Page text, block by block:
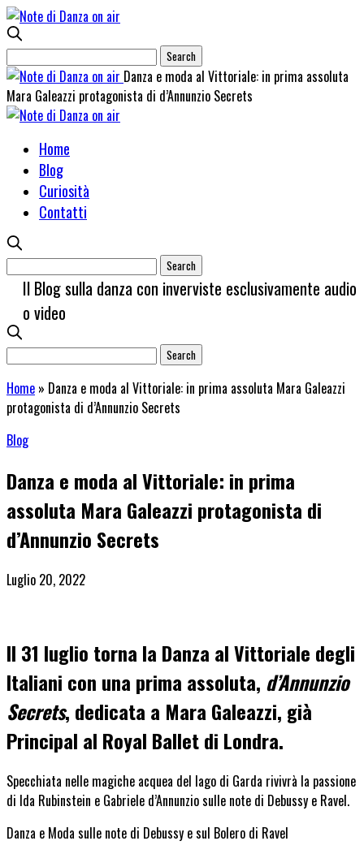
Danza e moda al Vittoriale: in prima assoluta
Mara Galeazzi protagonista di d’Annunzio Secrets
Home
Blog
Curiosità
Contatti
Il Blog sulla danza con inverviste esclusivamente audio
o video
Home » Danza e moda al Vittoriale: in prima assoluta Mara Galeazzi
protagonista di d’Annunzio Secrets
Blog
Danza e moda al Vittoriale: in prima
assoluta Mara Galeazzi protagonista di
d’Annunzio Secrets
Luglio 20, 2022
Il 31 luglio torna la Danza al Vittoriale degli
Italiani con una prima assoluta, d’Annunzio
Secrets, dedicata a Mara Galeazzi, già
Principal al Royal Ballet di Londra.
Specchiata nelle magiche acquea del lago di Garda rivivrà la passione
di Ida Rubinstein e Gabriele d’Annunzio sulle note di Debussy e Ravel.
Danza e Moda sulle note di Debussy e sul Bolero di Ravel